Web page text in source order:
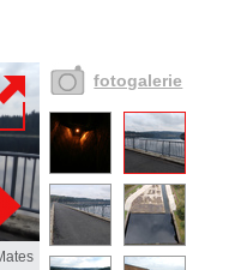
fotogalerie